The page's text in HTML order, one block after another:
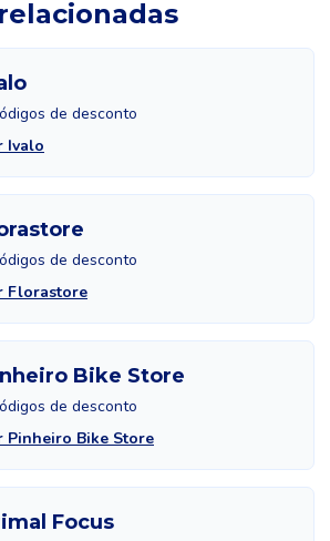
de desconto
Ivalo
de desconto
Florastore
Bike Store
de desconto
Pinheiro Bike Store
Focus